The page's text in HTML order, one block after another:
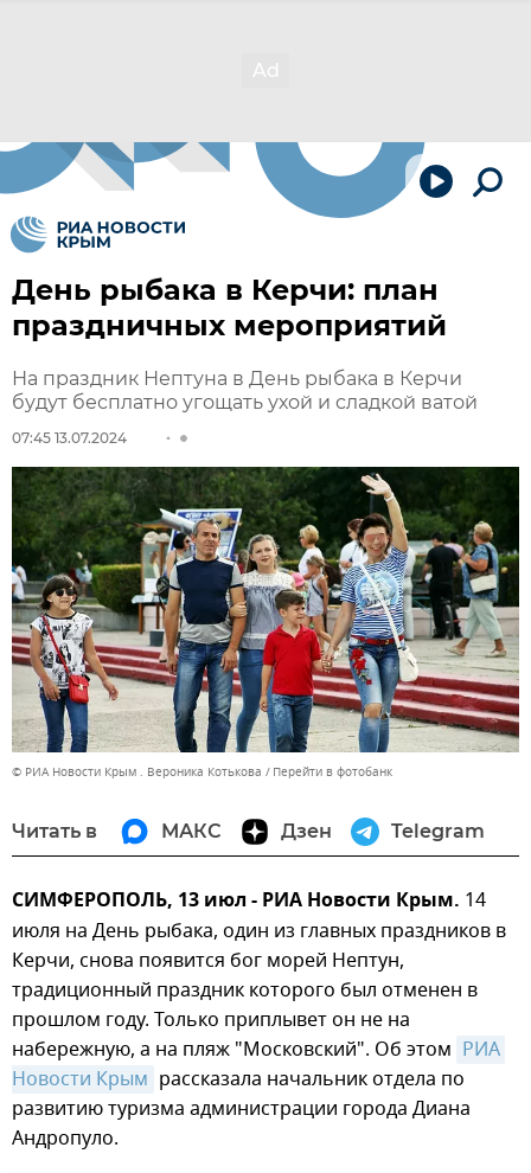
День рыбака в Керчи: план
праздничных мероприятий
На праздник Нептуна в День рыбака в Керчи
будут бесплатно угощать ухой и сладкой ватой
07:45 13.07.2024
© РИА Новости Крым . Вероника Котькова Перейти в фотобанк
Читать в МАКС Дзен Telegram
СИМФЕРОПОЛЬ, 13 июл - РИА Новости Крым. 14
июля на День рыбака, один из главных праздников в
Керчи, снова появится бог морей Нептун,
традиционный праздник которого был отменен в
прошлом году. Только приплывет он не на
набережную, а на пляж "Московский". Об этом РИА
Новости Крым рассказала начальник отдела по
развитию туризма администрации города Диана
Андропуло.